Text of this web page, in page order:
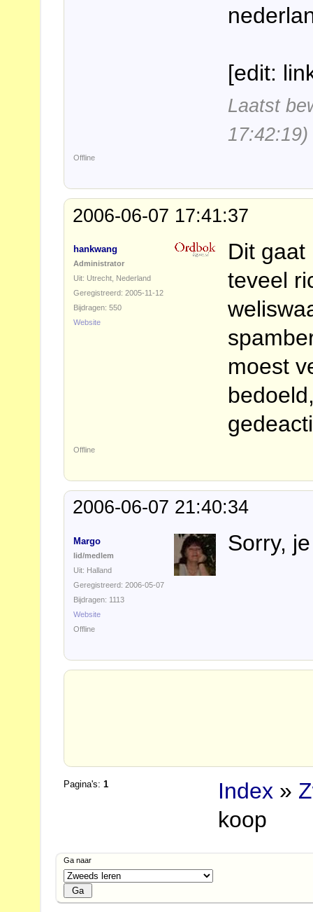
[edit:
Laatst
17:42:19)
Offline
2006-06-07 17:41:37
hankwang
Administrator
Uit: Utrecht, Nederland
Geregistreerd: 2005-11-12
Bijdragen: 550
Website
Dit gaat
teveel
moest
Offline
2006-06-07 21:40:34
Margo
lid/medlem
Uit: Halland
Geregistreerd: 2006-05-07
Bijdragen: 1113
Website
Sorry,
Offline
Pagina's:1 Index »
koop
Ga naar